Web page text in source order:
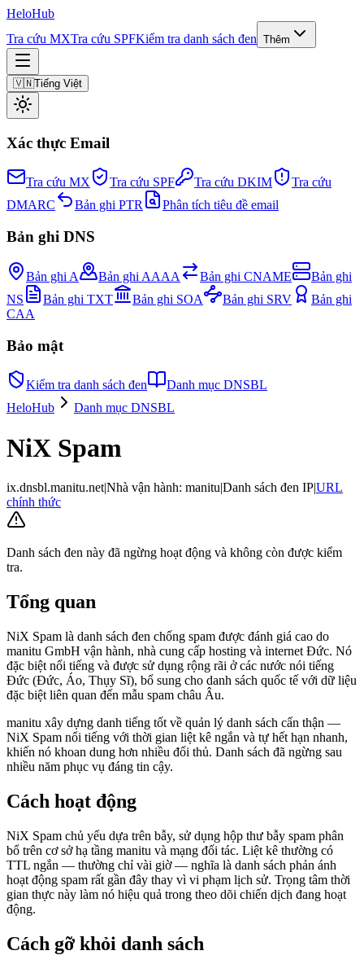
HeloHub
Tra cứu MXTra cứu SPFKiểm tra danh sách đen Thêm
🇻🇳Tiếng Việt
Xác thực Email
Tra cứu MX Tra cứu SPF Tra cứu DKIM
Tra cứu
DMARC
Bản ghi PTR Phân tích tiêu đề email
Bản ghi DNS
Bản ghi A Bản ghi AAAA Bản ghi CNAME
Bản ghi
NS
Bản ghi TXT Bản ghi SOA Bản ghi SRV
Bản ghi
CAA
Bảo mật
Kiểm tra danh sách đen
Danh mục DNSBL
HeloHub
Danh mục DNSBL
NiX Spam
ix.dnsbl.manitu.net|Nhà vận hành: manitu|Danh sách đen IP|URL
chính thức
Danh sách đen này đã ngừng hoạt động và không còn được kiểm
tra.
Tổng quan
NiX Spam là danh sách đen chống spam được đánh giá cao do
manitu GmbH vận hành, nhà cung cấp hosting và internet Đức. Nó
đặc biệt nổi tiếng và được sử dụng rộng rãi ở các nước nói tiếng
Đức (Đức, Áo, Thụy Sĩ), bổ sung cho danh sách quốc tế với dữ liệu
đặc biệt liên quan đến mẫu spam châu Âu.
manitu xây dựng danh tiếng tốt về quản lý danh sách cẩn thận —
NiX Spam nổi tiếng với thời gian liệt kê ngắn và tự hết hạn nhanh,
khiến nó khoan dung hơn nhiều đối thủ. Danh sách đã ngừng sau
nhiều năm phục vụ đáng tin cậy.
Cách hoạt động
NiX Spam chủ yếu dựa trên bẫy, sử dụng hộp thư bẫy spam phân
bổ trên cơ sở hạ tầng manitu và mạng đối tác. Liệt kê thường có
TTL ngắn — thường chỉ vài giờ — nghĩa là danh sách phản ánh
hoạt động spam rất gần đây thay vì vi phạm lịch sử. Trọng tâm thời
gian thực này làm nó hiệu quả trong theo dõi chiến dịch đang hoạt
động.
Cách gỡ khỏi danh sách